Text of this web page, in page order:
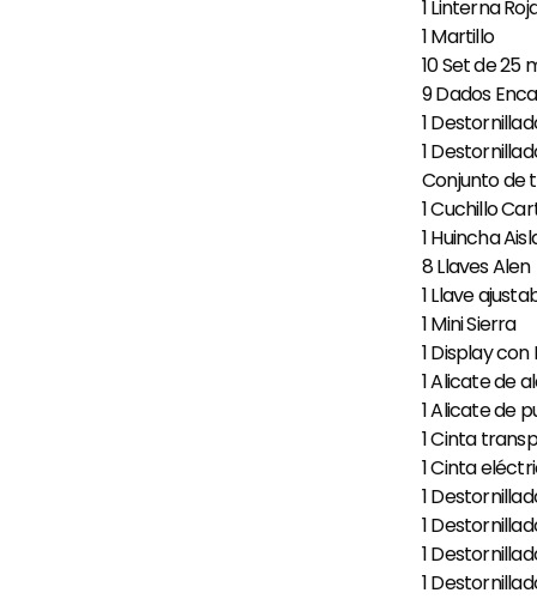
1 Linterna
1 Martillo
10 Set de 25
9 Dados
1
1
Conjunto de
1 Cuchillo
1 Huincha
8 Llaves Alen
1 Llave
1 Mini Sierra
1 Display
1 Alicate de
1 Alicate de
1 Cinta
1 Cinta
1
1
1
1